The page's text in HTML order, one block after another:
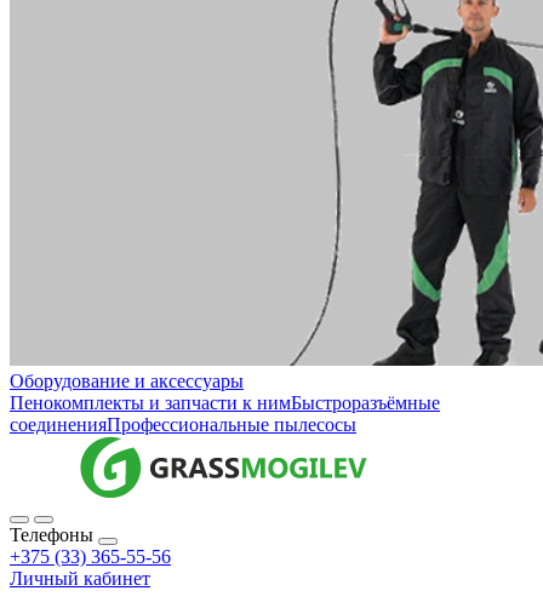
Оборудование и аксессуары
Пенокомплекты и запчасти к нимБыстроразъёмные
соединенияПрофессиональные пылесосы
Телефоны
+375 (33) 365-55-56
Личный кабинет